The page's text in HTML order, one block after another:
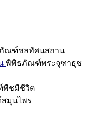
ณฑ์ชลทัศนสถาน
พิพิธภัณฑ์พระจุฑาธุช
ชมีชีวิต
มุนไพร